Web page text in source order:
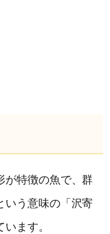
が特徴の魚で、群
いう意味の「沢寄
ます。